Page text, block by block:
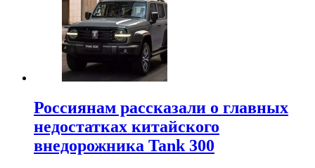
Россиянам рассказали о главных
недостатках китайского
внедорожника Tank 300